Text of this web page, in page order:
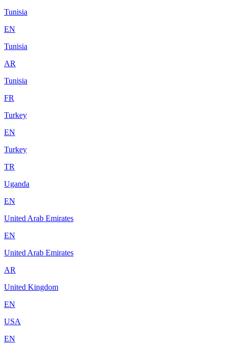
Tunisia
EN
Tunisia
AR
Tunisia
FR
Turkey
EN
Turkey
TR
Uganda
EN
United Arab Emirates
EN
United Arab Emirates
AR
United Kingdom
EN
USA
EN